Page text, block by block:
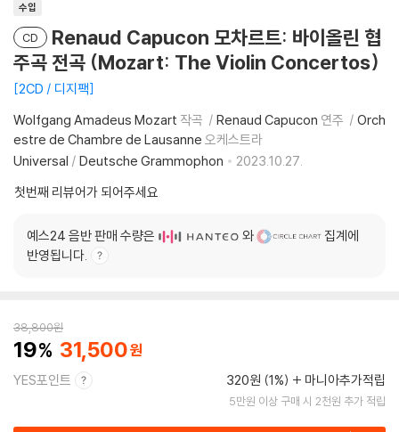
수입
CD
Renaud Capucon 모차르트: 바이올린 협
주곡 전곡 (Mozart: The Violin Concertos)
2CD / 디지팩
Wolfgang Amadeus Mozart 작곡 Renaud Capucon 연주
Orch
estre de Chambre de Lausanne 오케스트라
Universal / Deutsche Grammophon
2023.10.27.
첫번째 리뷰어가 되어주세요
예스24 음반 판매 수량은 와
집계에
반영됩니다.
38,800원
19 31,500
YES포인트 320원 (1%) 마니아추가적립
5만원 이상 구매 시 2천원 추가 적립